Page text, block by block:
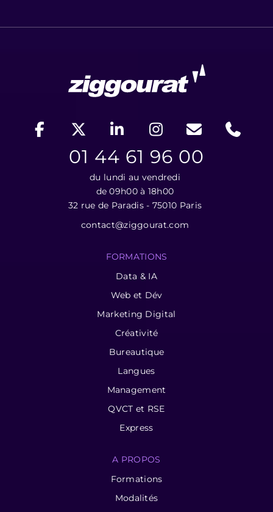
01 44 61 96 00
du lundi au vendredi
de 09h00 à 18h00
32 rue de Paradis - 75010 Paris
contact@ziggourat.com
FORMATIONS
Data & IA
Web et Dév
Marketing Digital
Créativité
Bureautique
Langues
Management
QVCT et RSE
Express
A PROPOS
Formations
Modalités